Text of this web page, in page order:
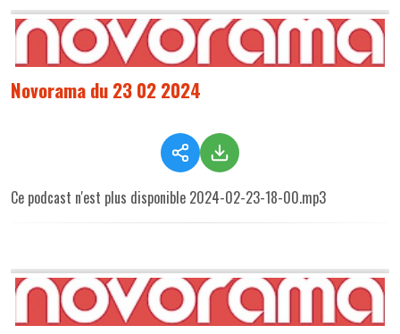
Novorama du 23 02 2024
Ce podcast n'est plus disponible 2024-02-23-18-00.mp3